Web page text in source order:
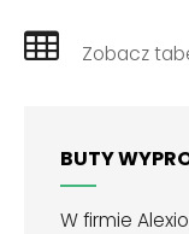
Zobacz
BUTY
W firmie